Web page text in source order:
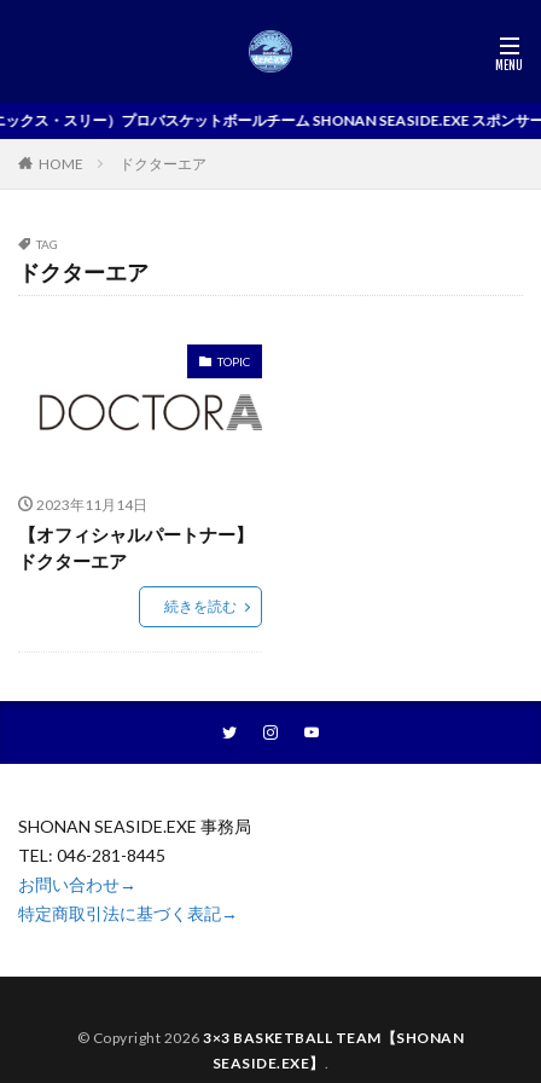
クス・スリー）プロバスケットボールチーム SHONAN SEASIDE.EXE スポンサー
HOME ドクターエア
TAG
ドクターエア
TOPIC
2023年11月14日
【オフィシャルパートナー】
ドクターエア
続きを読む
SHONAN SEASIDE.EXE 事務局
TEL: 046-281-8445
お問い合わせ→
特定商取引法に基づく表記→
© Copyright 20263×3 BASKETBALL TEAM【SHONAN
SEASIDE.EXE】 .